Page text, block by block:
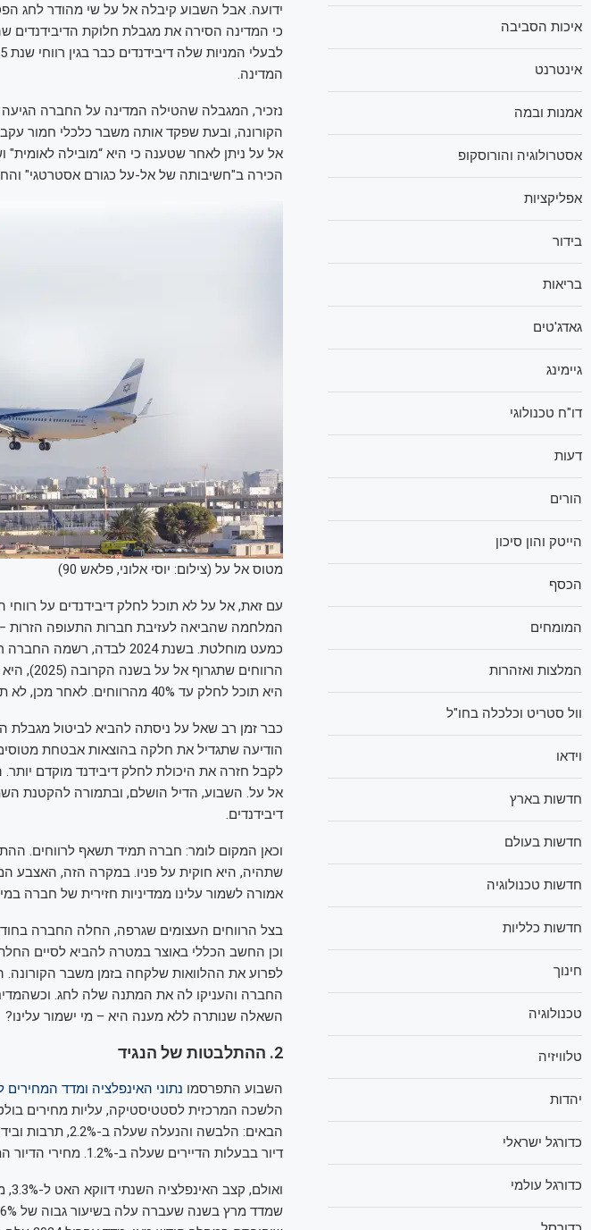
ידועה. אבל השבוע קיבלה אל על שי מהודר לחג
כי המדינה הסירה את מגבלת חלוקת הדיבידנדים
המדינה.
נזכיר, המגבלה שהטילה המדינה על החברה
הקורונה, ובעת שפקד אותה משבר כלכלי חמור
אל על ניתן לאחר שטענה כי היא “מובילה
הכירה ב"חשיבותה של אל-על כגורם אסטרטגי" והחלה לדון
מטוס אל על (צילום: יוסי אלוני, פלאש 90)
המלחמה שהביאה לעזיבת חברות התעופה הזרות
היא תוכל לחלק עד 40% מהרווחים. לאחר מכן, לא תחול עליה עוד מגבלת חלוקת דיבידנדים.
כבר זמן רב שאל על ניסתה להביא לביטול
הודיעה שתגדיל את חלקה בהוצאות אבטחת
אל על. השבוע, הדיל הושלם, ובתמורה להקטנת
דיבידנדים.
שתהיה, היא חוקית על פניו. במקרה הזה, האצבע
אמורה לשמור עלינו ממדיניות חזירית של חברה
בצל הרווחים העצומים שגרפה, החלה החברה
וכן החשב הכללי באוצר במטרה להביא לסיים
לפרוע את ההלוואות שלקחה בזמן משבר הקורונה.
החברה והעניקו לה את המתנה שלה לחג.
השאלה שנותרה ללא מענה היא – מי ישמור עלינו?
2. ההתלבטות של הנגיד
השבוע התפרסמו נתוני האינפלציה ומדד
הלשכה המרכזית לסטטיסטיקה, עליות מחירים
דיור בבעלות הדיירים שעלה ב-1.2%. מחירי הדיור התייקרו בשנה האחרונה ב-7.5%.
איכות הסביבה
אינטרנט
אמנות ובמה
אסטרולוגיה והורוסקופ
אפליקציות
בידור
בריאות
גאדג'טים
גיימינג
דו"ח טכנולוגי
דעות
הורים
הייטק והון סיכון
הכסף
המומחים
המלצות ואזהרות
וול סטריט וכלכלה בחו"ל
וידאו
חדשות בארץ
חדשות בעולם
חדשות טכנולוגיה
חדשות כלליות
חינוך
טכנולוגיה
טלוויזיה
יהדות
כדורגל ישראלי
כדורגל עולמי